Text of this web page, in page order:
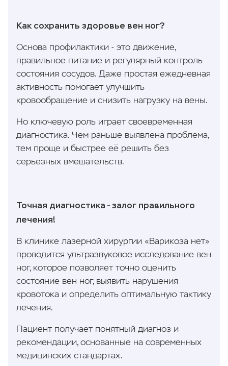
Как сохранить здоровье вен ног?
Основа профилактики - это движение,
правильное питание и регулярный контроль
состояния сосудов. Даже простая ежедневная
активность помогает улучшить
кровообращение и снизить нагрузку на вены.
Но ключевую роль играет своевременная
диагностика. Чем раньше выявлена проблема,
тем проще и быстрее её решить без
серьёзных вмешательств.
Точная диагностика - залог правильного
лечения!
В клинике лазерной хирургии «Варикоза нет»
проводится ультразвуковое исследование вен
ног, которое позволяет точно оценить
состояние вен ног, выявить нарушения
кровотока и определить оптимальную тактику
лечения.
Пациент получает понятный диагноз и
рекомендации, основанные на современных
медицинских стандартах.